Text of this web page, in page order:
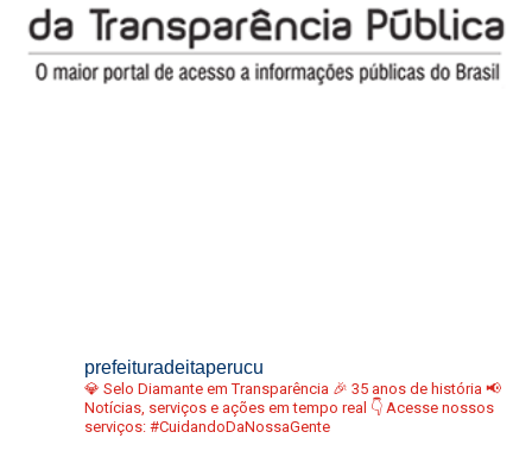
prefeituradeitaperucu
💎 Selo Diamante em Transparência 🎉 35 anos de história 📢
Notícias, serviços e ações em tempo real 👇 Acesse nossos
serviços: #CuidandoDaNossaGente